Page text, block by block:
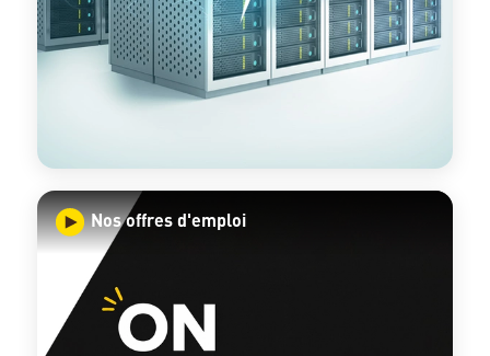
Nos offres d'emploi